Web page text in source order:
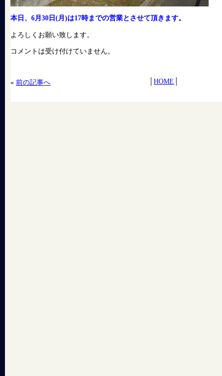
本日、6月30日(月)は17時までの営業とさせて頂きます。
よろしくお願い致します。
コメントは受け付けていません。
« 前の記事へ │HOME